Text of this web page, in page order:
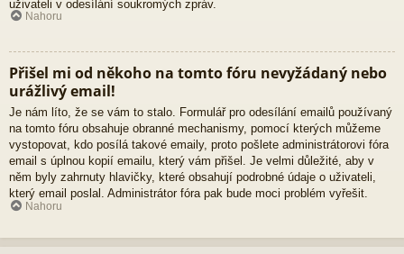
uživateli v odesílání soukromých zpráv.
Nahoru
Přišel mi od někoho na tomto fóru nevyžádaný nebo
urážlivý email!
Je nám líto, že se vám to stalo. Formulář pro odesílání emailů používaný
na tomto fóru obsahuje obranné mechanismy, pomocí kterých můžeme
vystopovat, kdo posílá takové emaily, proto pošlete administrátorovi fóra
email s úplnou kopií emailu, který vám přišel. Je velmi důležité, aby v
něm byly zahrnuty hlavičky, které obsahují podrobné údaje o uživateli,
který email poslal. Administrátor fóra pak bude moci problém vyřešit.
Nahoru